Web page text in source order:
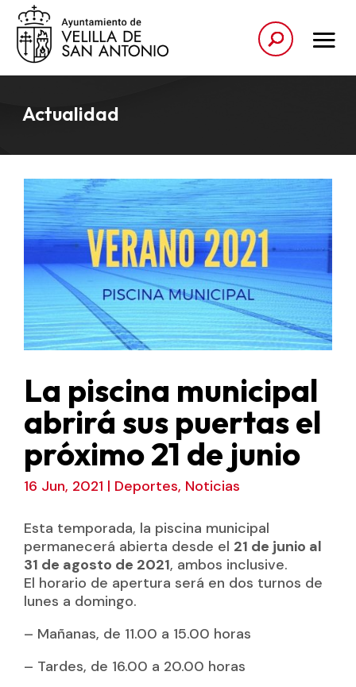
Actualidad
La piscina municipal
abrirá sus puertas el
próximo 21 de junio
16 Jun, 2021 | Deportes, Noticias
Esta temporada, la piscina municipal
permanecerá abierta desde el 21 de junio al
31 de agosto de 2021, ambos inclusive.
El horario de apertura será en dos turnos de
lunes a domingo.
– Mañanas, de 11.00 a 15.00 horas
– Tardes, de 16.00 a 20.00 horas